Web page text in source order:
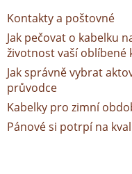
Kontakty a poštovné
Jak pečovat o kabelku
životnost vaší oblíbené
Jak správně vybrat
průvodce
Kabelky pro zimní
Pánové si potrpí na